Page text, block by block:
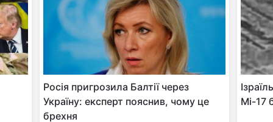
Росія пригрозила Балтії через
Україну: експерт пояснив, чому це
брехня
Мі-17